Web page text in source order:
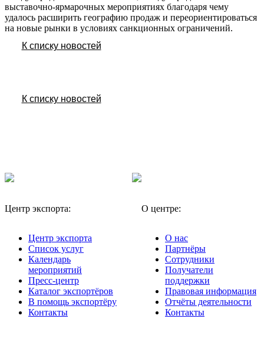
выставочно-ярмарочных мероприятиях благодаря чему
удалось расширить географию продаж и переориентироваться
на новые рынки в условиях санкционных ограничений.
К списку новостей
К списку новостей
Центр экспорта:
Центр экспорта
Список услуг
Календарь
мероприятий
Пресс-центр
Каталог экспортёров
В помощь экспортёру
Контакты
О центре:
О нас
Партнёры
Сотрудники
Получатели
поддержки
Правовая информация
Отчёты деятельности
Контакты